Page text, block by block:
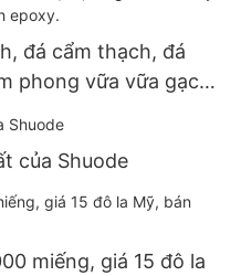
đá cẩm thạch, đá
phong vữa vữa gạch
của Shuode
miếng, giá 15 đô la